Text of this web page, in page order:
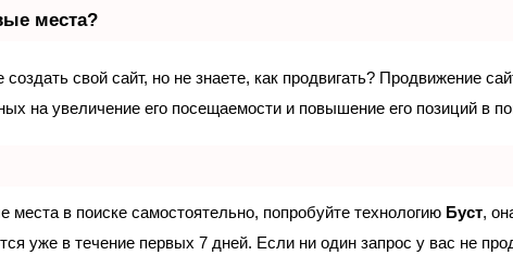
места?
свой сайт, но не знаете, как продвигать? Продвижение
на увеличение его посещаемости и повышение его позиций в
места в поиске самостоятельно, попробуйте технологию Буст,
уже в течение первых 7 дней. Если ни один запрос у вас не